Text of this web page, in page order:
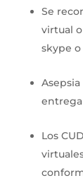
Se
virtual
skype
Los